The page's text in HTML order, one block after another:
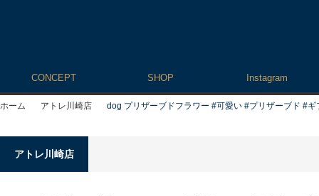
CONCEPT SHOP Instagram
ホーム アトレ川崎店 dog プリザーブドフラワー #可愛い #プリザーブド #
アトレ川崎店